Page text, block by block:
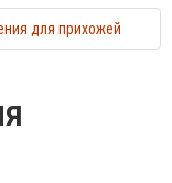
для прихожей